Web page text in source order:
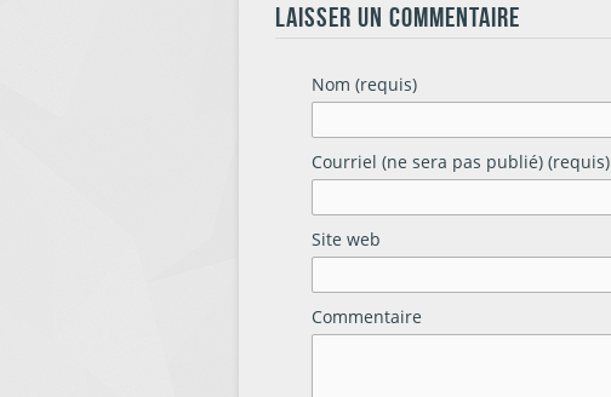
LAISSER UN COMMENTAIRE
Nom (requis)
Courriel (ne sera pas publié) (requis)
Site web
Commentaire